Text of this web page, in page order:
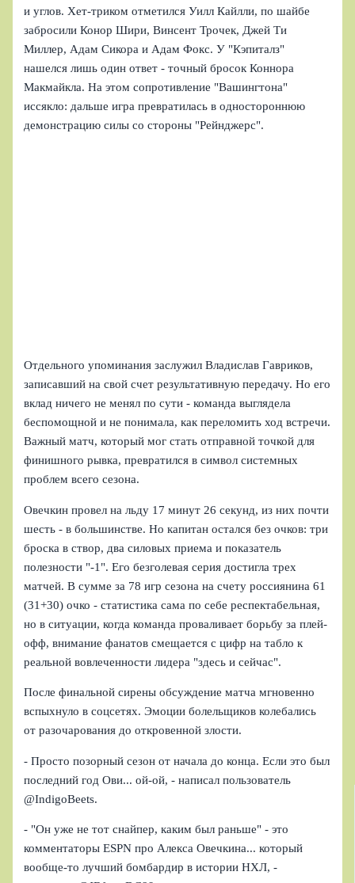
и углов. Хет-триком отметился Уилл Кайлли, по шайбе
забросили Конор Шири, Винсент Трочек, Джей Ти
Миллер, Адам Сикора и Адам Фокс. У "Кэпиталз"
нашелся лишь один ответ - точный бросок Коннора
Макмайкла. На этом сопротивление "Вашингтона"
иссякло: дальше игра превратилась в одностороннюю
демонстрацию силы со стороны "Рейнджерс".
Отдельного упоминания заслужил Владислав Гавриков,
записавший на свой счет результативную передачу. Но его
вклад ничего не менял по сути - команда выглядела
беспомощной и не понимала, как переломить ход встречи.
Важный матч, который мог стать отправной точкой для
финишного рывка, превратился в символ системных
проблем всего сезона.
Овечкин провел на льду 17 минут 26 секунд, из них почти
шесть - в большинстве. Но капитан остался без очков: три
броска в створ, два силовых приема и показатель
полезности "-1". Его безголевая серия достигла трех
матчей. В сумме за 78 игр сезона на счету россиянина 61
(31+30) очко - статистика сама по себе респектабельная,
но в ситуации, когда команда проваливает борьбу за плей-
офф, внимание фанатов смещается с цифр на табло к
реальной вовлеченности лидера "здесь и сейчас".
После финальной сирены обсуждение матча мгновенно
вспыхнуло в соцсетях. Эмоции болельщиков колебались
от разочарования до откровенной злости.
- Просто позорный сезон от начала до конца. Если это был
последний год Ови... ой-ой, - написал пользователь
@IndigoBeets.
- "Он уже не тот снайпер, каким был раньше" - это
комментаторы ESPN про Алекса Овечкина... который
вообще-то лучший бомбардир в истории НХЛ, -